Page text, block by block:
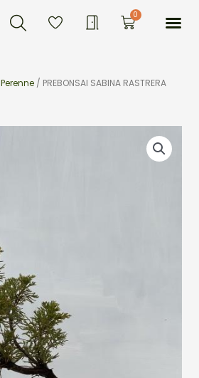
Buscar 0Carrito
Perenne / PREBONSAI SABINA RASTRERA